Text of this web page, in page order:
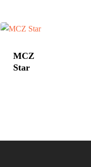
MCZ
Star
DROOFF
HWAM
Palazzetti
Aktionen